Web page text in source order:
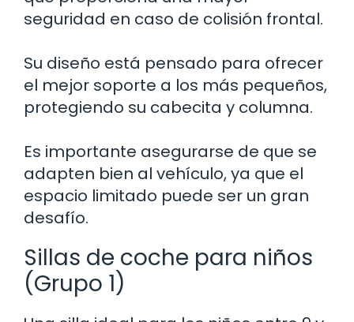
seguridad en caso de colisión frontal.
Su diseño está pensado para ofrecer
el mejor soporte a los más pequeños,
protegiendo su cabecita y columna.
Es importante asegurarse de que se
adapten bien al vehículo, ya que el
espacio limitado puede ser un gran
desafío.
Sillas de coche para niños
(Grupo 1)